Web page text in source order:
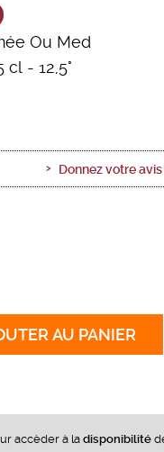
Ou Med
cl - 12,5°
Donnez votre avis
AU PANIER
accèder à ladisponibilité